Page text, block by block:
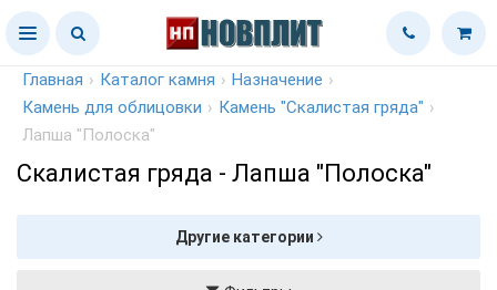
Главная › Каталог камня › Назначение ›
Камень для облицовки › Камень "Скалистая гряда" ›
Лапша "Полоска"
Скалистая гряда - Лапша "Полоска"
Другие категории